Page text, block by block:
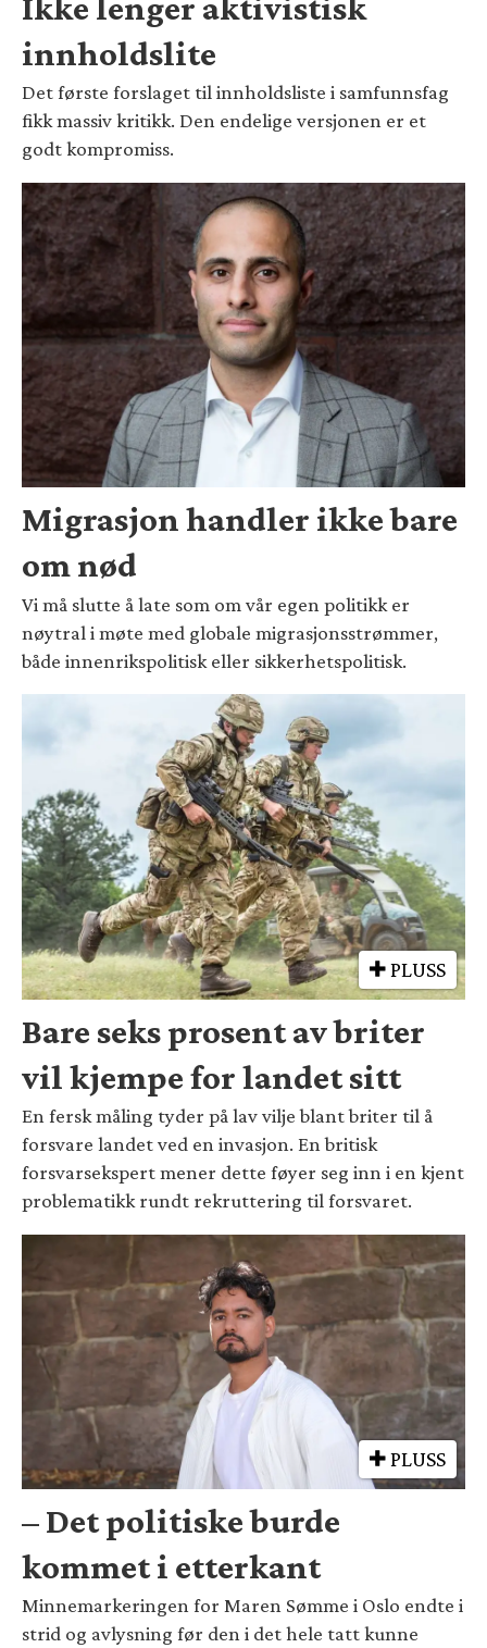
innholdslite
Det første forslaget til innholdsliste i samfunnsfag
fikk massiv kritikk. Den endelige versjonen er et
godt kompromiss.
Migrasjon handler ikke bare
om nød
Vi må slutte å late som om vår egen politikk er
nøytral i møte med globale migrasjonsstrømmer,
både innenrikspolitisk eller sikkerhetspolitisk.
PLUSS
Bare seks prosent av briter
vil kjempe for landet sitt
En fersk måling tyder på lav vilje blant briter til å
forsvare landet ved en invasjon. En britisk
forsvarsekspert mener dette føyer seg inn i en kjent
problematikk rundt rekruttering til forsvaret.
PLUSS
– Det politiske burde
kommet i etterkant
Minnemarkeringen for Maren Sømme i Oslo endte i
strid og avlysning før den i det hele tatt kunne